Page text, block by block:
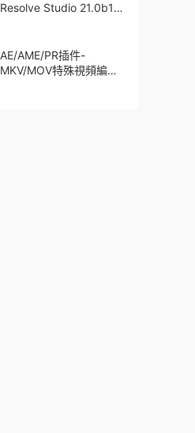
Resolve Studio 21.0b1
AE/AME/PR插件-
MKV/MOV特殊視頻編碼